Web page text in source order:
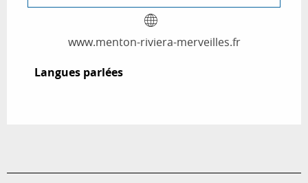
www.menton-riviera-merveilles.fr
Langues parlées
Langues parlées